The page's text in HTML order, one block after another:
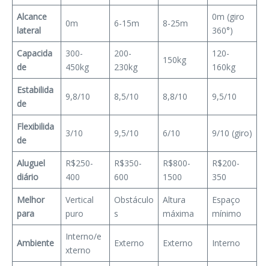
Alcance
lateral
0m 6-15m 8-25m
0m (giro
360°)
Capacida
de
300-
450kg
200-
230kg
150kg
120-
160kg
Estabilida
de
9,8/10 8,5/10 8,8/10 9,5/10
Flexibilida
de
3/10 9,5/10 6/10 9/10 (giro)
Aluguel
diário
R$250-
400
R$350-
600
R$800-
1500
R$200-
350
Melhor
para
Vertical
puro
Obstáculo
s
Altura
máxima
Espaço
mínimo
Ambiente
Interno/e
xterno
Externo Externo Interno